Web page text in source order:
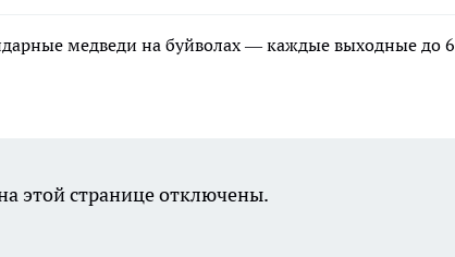
медведи на буйволах — каждые выходные до 6
этой странице отключены.